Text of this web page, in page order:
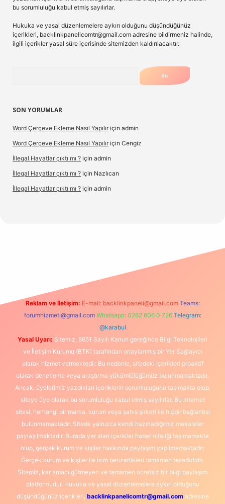
bu sorumluluğu kabul etmiş sayılırlar.
Hukuka ve yasal düzenlemelere aykırı olduğunu düşündüğünüz
içerikleri, backlinkpanelicomtr@gmail.com adresine bildirmeniz halinde,
ilgili içerikler yasal süre içerisinde sitemizden kaldırılacaktır.
SON YORUMLAR
Word Çerçeve Ekleme Nasıl Yapılır için admin
Word Çerçeve Ekleme Nasıl Yapılır için Cengiz
İllegal Hayatlar çıktı mı ? için admin
İllegal Hayatlar çıktı mı ? için Nazlıcan
İllegal Hayatlar çıktı mı ? için admin
Reklam ve İletişim: E-mail: backlinkpaneli@gmail.com Teams:
forumhizmeti@gmail.com Whatsapp: 0262 606 0 726 Telegram:
@karabul
Yasal Uyarı: Sitemiz, 5651 Sayılı Kanun gereğince Bilgi Teknolojileri
ve İletişim Kurumu (BTK) tarafından onaylanmış bir Yer Sağlayıcı
olarak hizmet vermektedir. Bu nedenle, sitedeki içerikleri proaktif
olarak denetleme veya araştırma yükümlülüğümüz bulunmamaktadır.
Ancak, üyelerimiz yazdıkları içeriklerin sorumluluğunu taşımakta olup,
siteye üye olarak bu sorumluluğu kabul etmiş sayılırlar. Bu internet
sitesi, herhangi bir marka, kurum veya şahıs şirketi ile hiçbir bağlantısı
bulunmamaktadır. Sitede yalnızca kendi hazırladığımız makaleler
paylaşılmaktadır. Burada yer alan içerikler haber niteliği taşımamakta
olup, gerçek kurum ve kişiler hakkında paylaşım yapılmamaktadır.
Gerçek kurum ve kişiler ile isim benzerlikleri tamamen tesadüfidir.
Sitemiz, kar amacı gütmeyen ve tamamen ücretsiz bir bilgi paylaşım
platformudur. Hukuka ve yasal düzenlemelere aykırı olduğunu
düşündüğünüz içerikleri, backlinkpanelicomtr@gmail.comadresine